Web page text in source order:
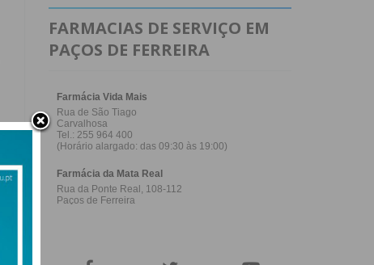
FARMACIAS DE SERVIÇO EM
PAÇOS DE FERREIRA